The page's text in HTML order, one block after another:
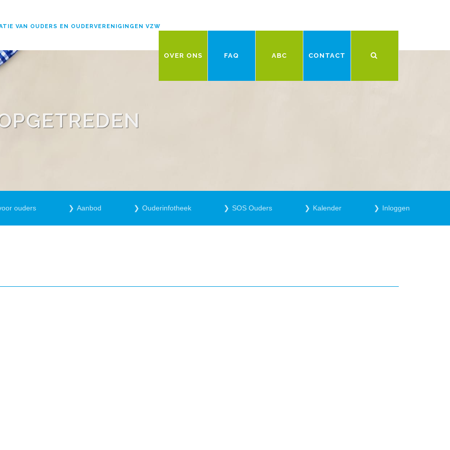
VAN OUDERS EN OUDERVERENIGINGEN VZW
OVER ONS FAQ ABC CONTACT
ouders Aanbod Ouderinfotheek SOS Ouders Kalender Inloggen